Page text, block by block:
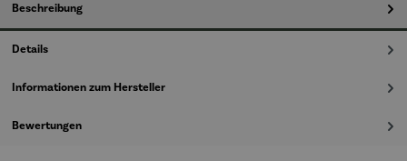
Beschreibung
Details
Informationen zum Hersteller
Bewertungen